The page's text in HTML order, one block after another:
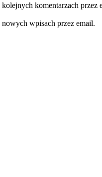
komentarzach przez
wpisach przez email.